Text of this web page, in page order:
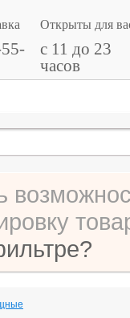
Открыты для
с 11 до 23
часов